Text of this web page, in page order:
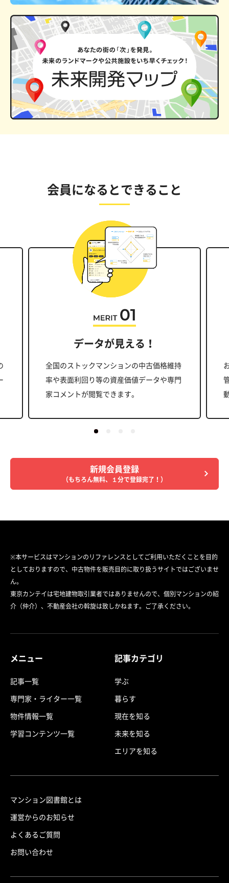
会員になるとできること
データが見える！
全国のストックマンションの中古価格維持
率や表面利回り等の資産価値データや専門
家コメントが閲覧できます。
新規会員登録
（もちろん無料、１分で登録完了！）
※本サービスはマンションのリファレンスとしてご利用いただくことを目的
としておりますので、中古物件を販売目的に取り扱うサイトではございませ
ん。
東京カンテイは宅地建物取引業者ではありませんので、個別マンションの紹
介（仲介）、不動産会社の斡旋は致しかねます。ご了承ください。
メニュー
記事一覧
専門家・ライター一覧
物件情報一覧
学習コンテンツ一覧
記事カテゴリ
学ぶ
暮らす
現在を知る
未来を知る
エリアを知る
マンション図書館とは
運営からのお知らせ
よくあるご質問
お問い合わせ